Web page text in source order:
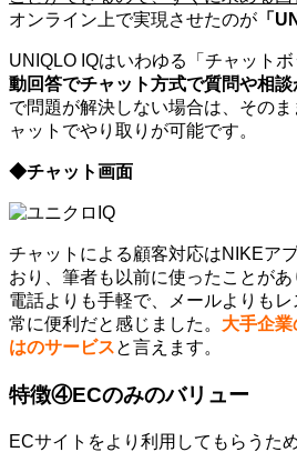
オンライン上で実現させたのが 「
UNIQLO IQはいわゆる「チャットボ
動回答でチャット方式で質問や相
で問題が解決しない場合は、その
ャットでやり取りが可能です。
◆チャット画面
チャットによる顧客対応はNIKEア
おり、筆者も以前に使ったことが
電話よりも手軽で、メールよりも
常に便利だと感じました。 大手企
はのサービスと言えます。
特徴④ECのみのバリュー
ECサイトをより利用してもらうため